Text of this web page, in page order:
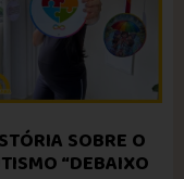
SOBRE O
“DEBAIXO